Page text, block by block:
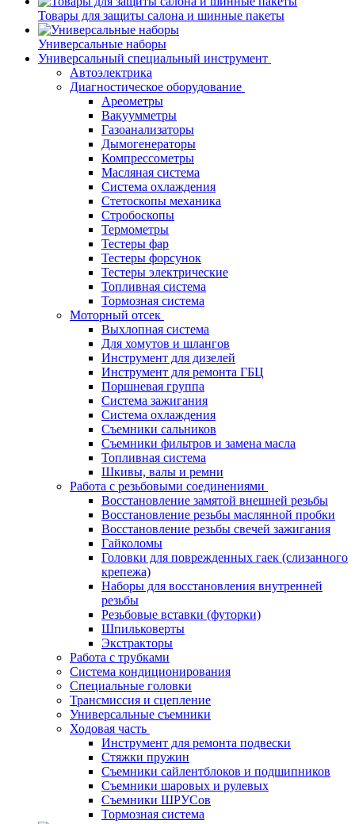
Товары для защиты салона и шинные пакеты
Универсальные наборы
Универсальный специальный инструмент
Автоэлектрика
Диагностическое оборудование
Ареометры
Вакуумметры
Газоанализаторы
Дымогенераторы
Компрессометры
Масляная система
Система охлаждения
Стетоскопы механика
Стробоскопы
Термометры
Тестеры фар
Тестеры форсунок
Тестеры электрические
Топливная система
Тормозная система
Моторный отсек
Выхлопная система
Для хомутов и шлангов
Инструмент для дизелей
Инструмент для ремонта ГБЦ
Поршневая группа
Система зажигания
Система охлаждения
Съемники сальников
Съемники фильтров и замена масла
Топливная система
Шкивы, валы и ремни
Работа с резьбовыми соединениями
Восстановление замятой внешней резьбы
Восстановление резьбы маслянной пробки
Восстановление резьбы свечей зажигания
Гайколомы
Головки для поврежденных гаек (слизанного
крепежа)
Наборы для восстановления внутренней
резьбы
Резьбовые вставки (футорки)
Шпильковерты
Экстракторы
Работа с трубками
Система кондиционирования
Специальные головки
Трансмиссия и сцепление
Универсальные съемники
Ходовая часть
Инструмент для ремонта подвески
Стяжки пружин
Съемники сайлентблоков и подшипников
Съемники шаровых и рулевых
Съемники ШРУСов
Тормозная система